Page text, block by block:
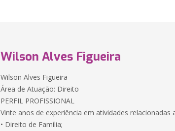
Wilson Alves Figueira
Wilson Alves Figueira
Área de Atuação: Direito
PERFIL PROFISSIONAL
Vinte anos de experiência em atividades relacionadas
• Direito de Família;